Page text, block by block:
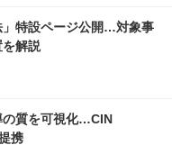
」特設ページ公開…対象事
解説
の質を可視化…CIN
携